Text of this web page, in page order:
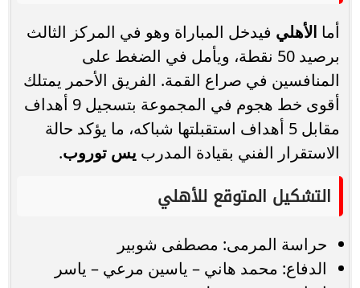
أما الأهلي فيدخل المباراة وهو في المركز الثالث
برصيد 50 نقطة، ويأمل في الضغط على
المنافسين في صراع القمة. الفريق الأحمر يمتلك
أقوى خط هجوم في المجموعة بتسجيل 9 أهداف
مقابل 5 أهداف استقبلتها شباكه، ما يؤكد حالة
الاستقرار الفني بقيادة المدرب يس توروب.
التشكيل المتوقع للأهلي
حراسة المرمى: مصطفى شوبير
الدفاع: محمد هاني – ياسين مرعي – ياسر